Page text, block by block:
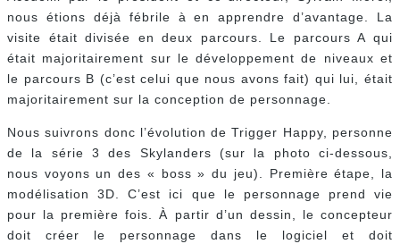
nous étions déjà fébrile à en apprendre d’avantage. La
visite était divisée en deux parcours. Le parcours A qui
était majoritairement sur le développement de niveaux et
le parcours B (c’est celui que nous avons fait) qui lui, était
majoritairement sur la conception de personnage.
Nous suivrons donc l’évolution de Trigger Happy, personne
de la série 3 des Skylanders (sur la photo ci-dessous,
nous voyons un des « boss » du jeu). Première étape, la
modélisation 3D. C’est ici que le personnage prend vie
pour la première fois. À partir d’un dessin, le concepteur
doit créer le personnage dans le logiciel et doit